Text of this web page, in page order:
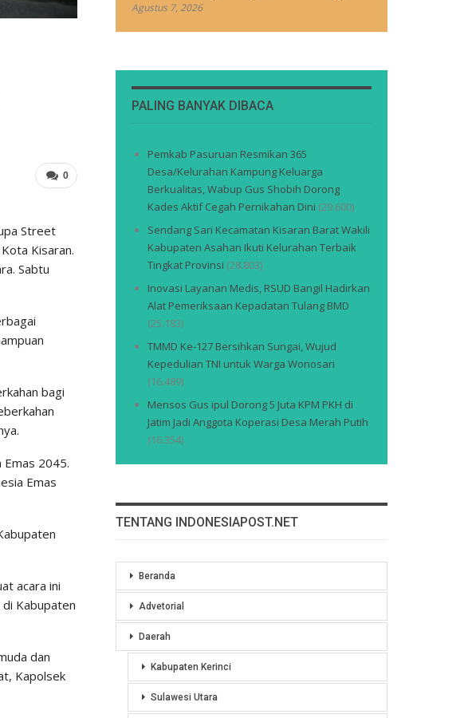
0
Street
Kisaran.
Sabtu
bagi
2045.
Emas
acara ini
Kabupaten
dan
Kapolsek
Agustus 7, 2026
PALING BANYAK DIBACA
Pemkab Pasuruan Resmikan 365
Desa/Kelurahan Kampung Keluarga
Berkualitas, Wabup Gus Shobih Dorong
Kades Aktif Cegah Pernikahan Dini (29.600)
Sendang Sari Kecamatan Kisaran Barat Wakili
Kabupaten Asahan Ikuti Kelurahan Terbaik
Tingkat Provinsi (28.803)
Inovasi Layanan Medis, RSUD Bangil Hadirkan
Alat Pemeriksaan Kepadatan Tulang BMD
(25.183)
TMMD Ke-127 Bersihkan Sungai, Wujud
Kepedulian TNI untuk Warga Wonosari
(16.489)
Mensos Gus ipul Dorong 5 Juta KPM PKH di
Jatim Jadi Anggota Koperasi Desa Merah Putih
(16.354)
TENTANG INDONESIAPOST.NET
Beranda
Advetorial
Daerah
Kabupaten Kerinci
Sulawesi Utara